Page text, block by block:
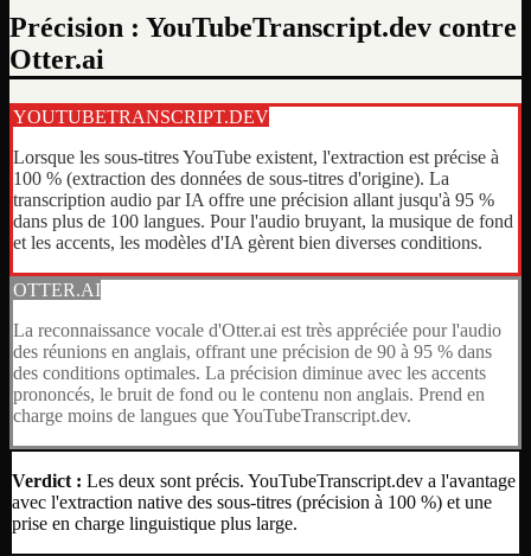
Précision : YouTubeTranscript.dev contre
Otter.ai
YOUTUBETRANSCRIPT.DEV
Lorsque les sous-titres YouTube existent, l'extraction est précise à
100 % (extraction des données de sous-titres d'origine). La
transcription audio par IA offre une précision allant jusqu'à 95 %
dans plus de 100 langues. Pour l'audio bruyant, la musique de fond
et les accents, les modèles d'IA gèrent bien diverses conditions.
OTTER.AI
La reconnaissance vocale d'Otter.ai est très appréciée pour l'audio
des réunions en anglais, offrant une précision de 90 à 95 % dans
des conditions optimales. La précision diminue avec les accents
prononcés, le bruit de fond ou le contenu non anglais. Prend en
charge moins de langues que YouTubeTranscript.dev.
Verdict : Les deux sont précis. YouTubeTranscript.dev a l'avantage
avec l'extraction native des sous-titres (précision à 100 %) et une
prise en charge linguistique plus large.